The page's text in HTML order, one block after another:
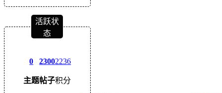
活跃状
态
0
主题
2300
帖子
2236
积分